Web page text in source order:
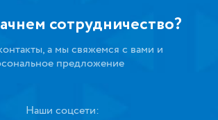
сотрудничество?
а мы свяжемся с вами и
предложение
Наши соцсети: